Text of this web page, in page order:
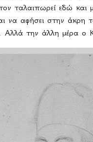
ταλαιπωρεί εδώ και
να αφήσει στην
Αλλά την άλλη μέρα ο